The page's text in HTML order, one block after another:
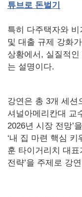
튜브로 돈벌기
특히 다주택자와
및 대출 규제 강화
상황에서, 실질적
는 설명이다.
강연은 총 3개 세션
셔널아메리칸대 교
2026년 시장 전망’
‘내 집 마련 핵심 키
훈 타이거리치 대표
전략’을 주제로 강